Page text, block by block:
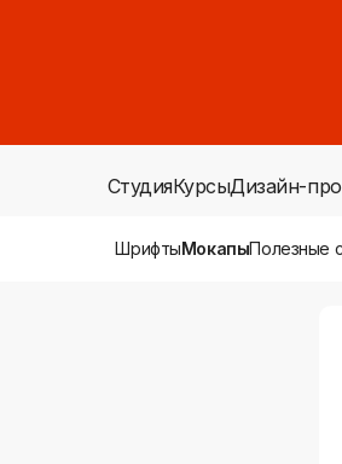
СтудияКурсыДизайн-
ШрифтыМокапыПолезные